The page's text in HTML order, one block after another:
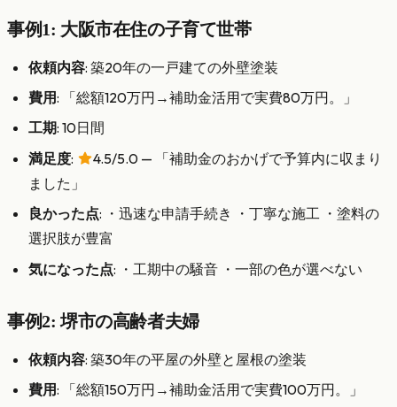
事例1: 大阪市在住の子育て世帯
依頼内容: 築20年の一戸建ての外壁塗装
費用: 「総額120万円→補助金活用で実費80万円。」
工期: 10日間
満足度:
4.5/5.0 — 「補助金のおかげで予算内に収まり
ました」
良かった点: ・迅速な申請手続き ・丁寧な施工 ・塗料の
選択肢が豊富
気になった点: ・工期中の騒音 ・一部の色が選べない
事例2: 堺市の高齢者夫婦
依頼内容: 築30年の平屋の外壁と屋根の塗装
費用: 「総額150万円→補助金活用で実費100万円。」